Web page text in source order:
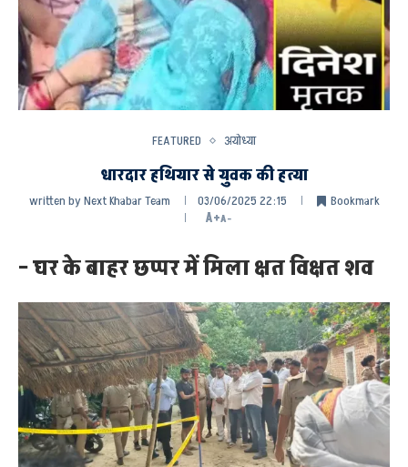
FEATURED अयोध्या
धारदार हथियार से युवक की हत्या
written byNext Khabar Team 03/06/2025 22:15
Bookmark
A+A-
– घर के बाहर छप्पर में मिला क्षत विक्षत शव